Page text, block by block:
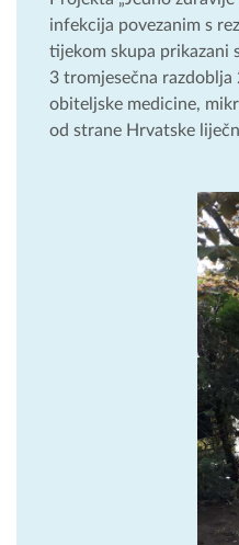
infekcija povezanim s
tijekom skupa prikazani
3 tromjesečna razdoblja
obiteljske medicine,
od strane Hrvatske